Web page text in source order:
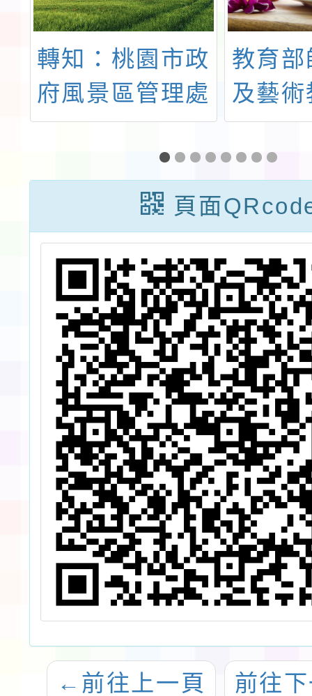
轉知：桃園市政
府風景區管理處
辦理「暗空導覽
培訓：Kayal
Lala暗空守護培
訓課程」
教育
及藝
助國
大學
語教
發展
編製
本土
語學
子檔
校踴
頁面
← 前往上一頁 前往